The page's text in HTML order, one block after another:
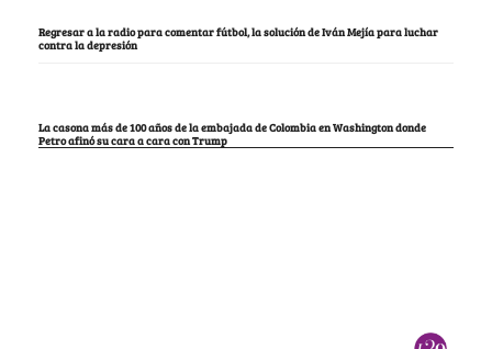
Regresar a la radio para comentar fútbol, la solución de Iván Mejía para luchar
contra la depresión
La casona más de 100 años de la embajada de Colombia en Washington donde
Petro afinó su cara a cara con Trump